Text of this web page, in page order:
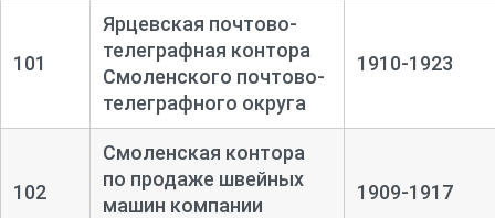
101
Ярцевская почтово-
телеграфная контора
Смоленского почтово-
телеграфного округа
1910-1923
102
Смоленская контора
по продаже швейных
машин компании
1909-1917